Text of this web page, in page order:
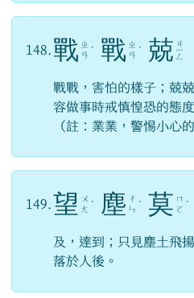
148. 戰 ㄓ
ㄢ ˋ 戰 ㄓ
ㄢ ˋ 兢 ㄐ
ㄧ
ㄥ
戰戰，害怕的樣子；兢
容做事時戒慎惶恐的態
（註：業業，警惕小心
149. 望
ㄨ
ㄤ ˋ 塵 ㄔ
ㄣ ˊ 莫 ㄇ
ㄛ ˋ
及，達到；只見塵土飛
落於人後。